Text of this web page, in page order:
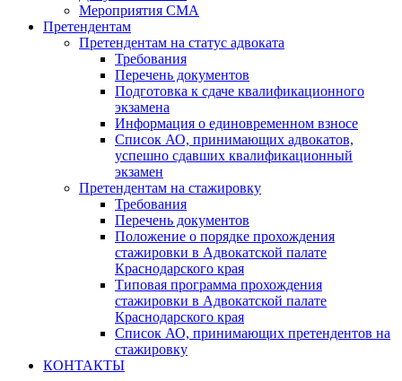
Мероприятия СМА
Претендентам
Претендентам на статус адвоката
Требования
Перечень документов
Подготовка к сдаче квалификационного
экзамена
Информация о единовременном взносе
Список АО, принимающих адвокатов,
успешно сдавших квалификационный
экзамен
Претендентам на стажировку
Требования
Перечень документов
Положение о порядке прохождения
стажировки в Адвокатской палате
Краснодарского края
Типовая программа прохождения
стажировки в Адвокатской палате
Краснодарского края
Список АО, принимающих претендентов на
стажировку
КОНТАКТЫ